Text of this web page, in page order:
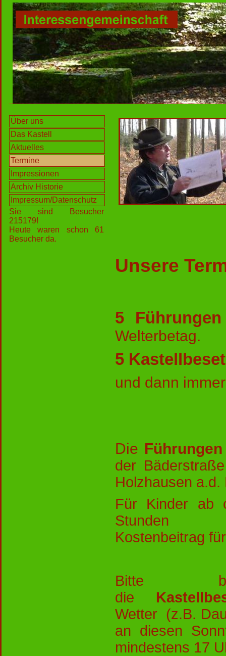
Über uns
Das Kastell
Aktuelles
Termine
Impressionen
Archiv Historie
Impressum/Datenschutz
Sie sind Besucher
215179!
Heute waren schon 61
Besucher da.
Unsere
5 Führungen
Welterbetag.
5
und dann
Die Führungen
der
Holzhausen a.d.
Für Kinder ab
Kostenbeitrag
Bitte
die
Wetter (z.B.
an diesen
mindestens 17